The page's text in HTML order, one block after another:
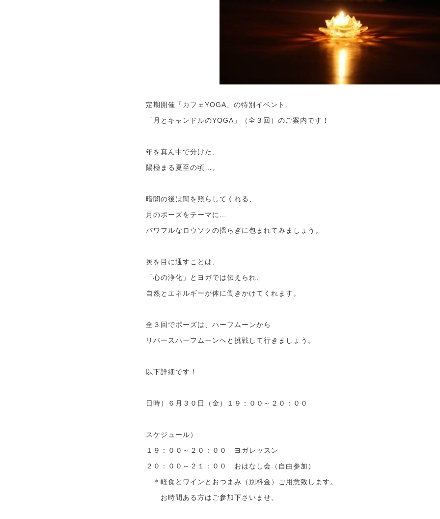
定期開催「カフェYOGA」の特別イベント、
「月とキャンドルのYOGA」（全３回）のご案内です！
年を真ん中で分けた、
陽極まる夏至の頃…。
暗闇の後は闇を照らしてくれる、
月のポーズをテーマに…
パワフルなロウソクの揺らぎに包まれてみましょう。
炎を目に通すことは、
「心の浄化」とヨガでは伝えられ、
自然とエネルギーが体に働きかけてくれます。
全３回でポーズは、ハーフムーンから
リバースハーフムーンへと挑戦して行きましょう。
以下詳細です！
日時）６月３０日（金）１９：００～２０：００
スケジュール）
１９：００～２０：００ ヨガレッスン
２０：００～２１：００ おはなし会（自由参加）
＊軽食とワインとおつまみ（別料金）ご用意致します。
お時間ある方はご参加下さいませ。